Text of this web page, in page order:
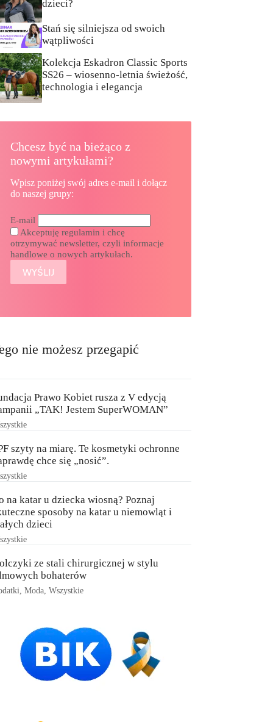
dzieci?
Stań się silniejsza od swoich
wątpliwości
Kolekcja Eskadron Classic Sports
SS26 – wiosenno-letnia świeżość,
technologia i elegancja
Chcesz być na bieżąco z
nowymi artykułami?
Wpisz poniżej swój adres e-mail i dołącz
do naszej grupy:
E-mail
Akceptuję regulamin i chcę
otrzymywać newsletter, czyli informacje
handlowe o nowych artykułach.
nie możesz przegapić
Prawo Kobiet rusza z V edycją
„TAK! Jestem SuperWOMAN”
szyty na miarę. Te kosmetyki ochronne
chce się „nosić”.
na katar u dziecka wiosną? Poznaj
sposoby na katar u niemowląt i
dzieci
ze stali chirurgicznej w stylu
bohaterów
,Moda,Wszystkie